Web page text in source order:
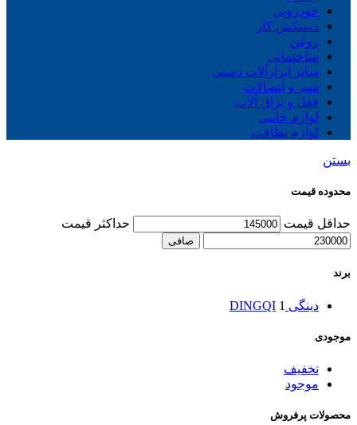
خودرویی
دستکش کار
روغن
ساختمانی
سایز ابزارآلات دستی
شیر و اتصالات
قفل و یراق آلات
لوازم جانبی
لوازم نظافت
بستن
محدوده قیمت
حداقل قیمت حداكثر قيمت
صافی
برند
دینگی DINGQI 1
موجودی
تخفیف
موجود
محصولات پرفروش